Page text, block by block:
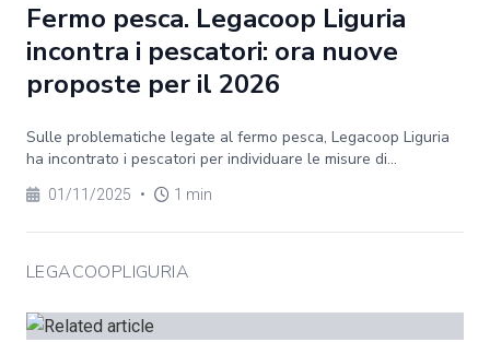
Fermo pesca. Legacoop Liguria
incontra i pescatori: ora nuove
proposte per il 2026
Sulle problematiche legate al fermo pesca, Legacoop Liguria
ha incontrato i pescatori per individuare le misure di...
01/11/2025 • 1 min
LEGACOOPLIGURIA